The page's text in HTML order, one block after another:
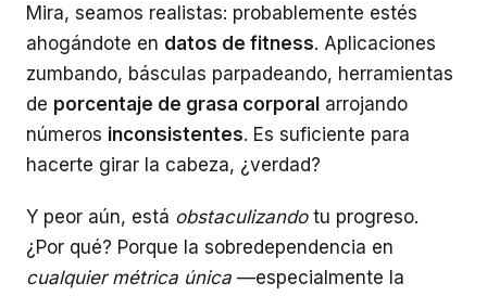
Mira, seamos realistas: probablemente estés
ahogándote en datos de fitness. Aplicaciones
zumbando, básculas parpadeando, herramientas
de porcentaje de grasa corporal arrojando
números inconsistentes. Es suficiente para
hacerte girar la cabeza, ¿verdad?
Y peor aún, está obstaculizandotu progreso.
¿Por qué? Porque la sobredependencia en
cualquier métrica única —especialmente la